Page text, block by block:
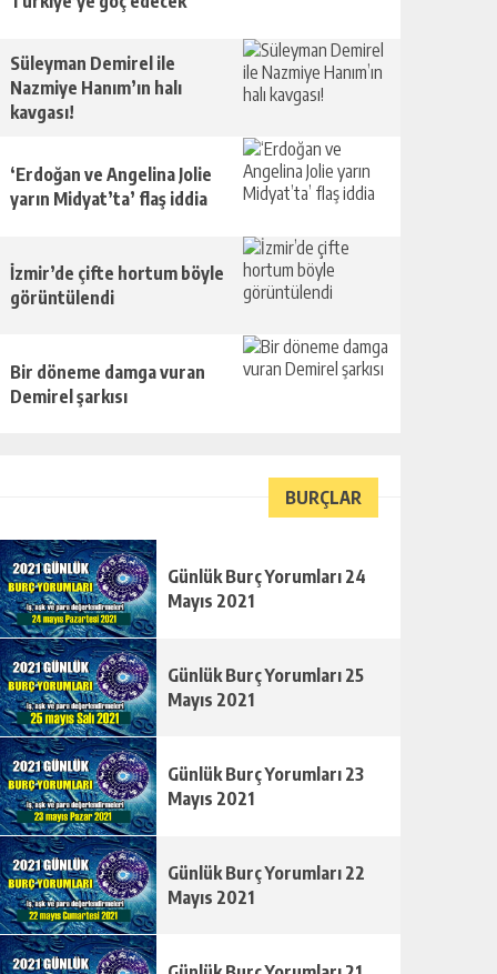
Süleyman Demirel ile
Nazmiye Hanım’ın halı
kavgası!
‘Erdoğan ve Angelina Jolie
yarın Midyat’ta’ flaş iddia
İzmir’de çifte hortum böyle
görüntülendi
Bir döneme damga vuran
Demirel şarkısı
BURÇLAR
Günlük Burç Yorumları 24
Mayıs 2021
Günlük Burç Yorumları 25
Mayıs 2021
Günlük Burç Yorumları 23
Mayıs 2021
Günlük Burç Yorumları 22
Mayıs 2021